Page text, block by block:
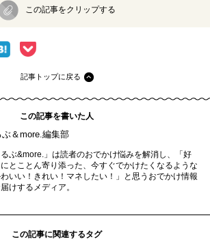
この記事をクリップする
記事トップに戻る
この記事を書いた人
ぶ＆more.編集部
るぶ&more.」は読者のおでかけ悩みを解消し、「好
とことん寄り添った、今すぐでかけたくなるような
わいい！きれい！マネしたい！」と思うおでかけ情報
けするメディア。
この記事に関連するタグ